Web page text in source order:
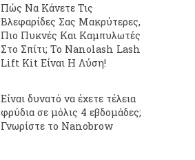
Πώς Να Κάνετε Τις
Βλεφαρίδες Σας Μακρύτερες,
Πιο Πυκνές Και Καμπυλωτές
Στο Σπίτι; Το Nanolash Lash
Lift Kit Είναι Η Λύση!
Είναι δυνατό να έχετε τέλεια
φρύδια σε μόλις 4 εβδομάδες;
Γνωρίστε το Nanobrow